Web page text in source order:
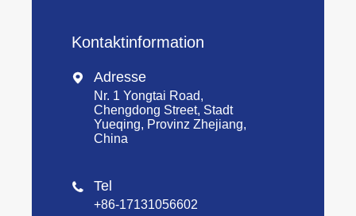
Kontaktinformation
 Adresse
Nr. 1 Yongtai Road,
Chengdong Street, Stadt
Yueqing, Provinz Zhejiang,
China
 Tel
+86-17131056602